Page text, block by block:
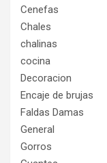
Cenefas
Chales
chalinas
cocina
Decoracion
Encaje de brujas
Faldas Damas
General
Gorros